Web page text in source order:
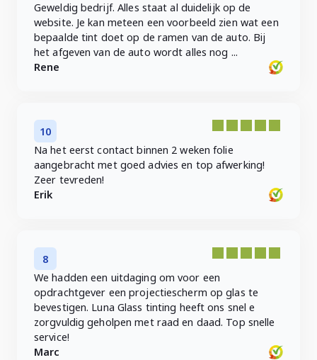
Geweldig bedrijf. Alles staat al duidelijk op de
website. Je kan meteen een voorbeeld zien wat een
bepaalde tint doet op de ramen van de auto. Bij
het afgeven van de auto wordt alles nog ...
Rene
10
Na het eerst contact binnen 2 weken folie
aangebracht met goed advies en top afwerking!
Zeer tevreden!
Erik
8
We hadden een uitdaging om voor een
opdrachtgever een projectiescherm op glas te
bevestigen. Luna Glass tinting heeft ons snel e
zorgvuldig geholpen met raad en daad. Top snelle
service!
Marc